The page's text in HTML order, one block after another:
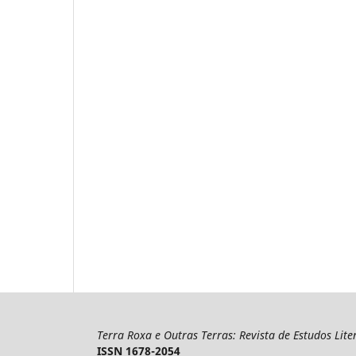
Terra Roxa e Outras Terras: Revista de Estudos
ISSN 1678-2054